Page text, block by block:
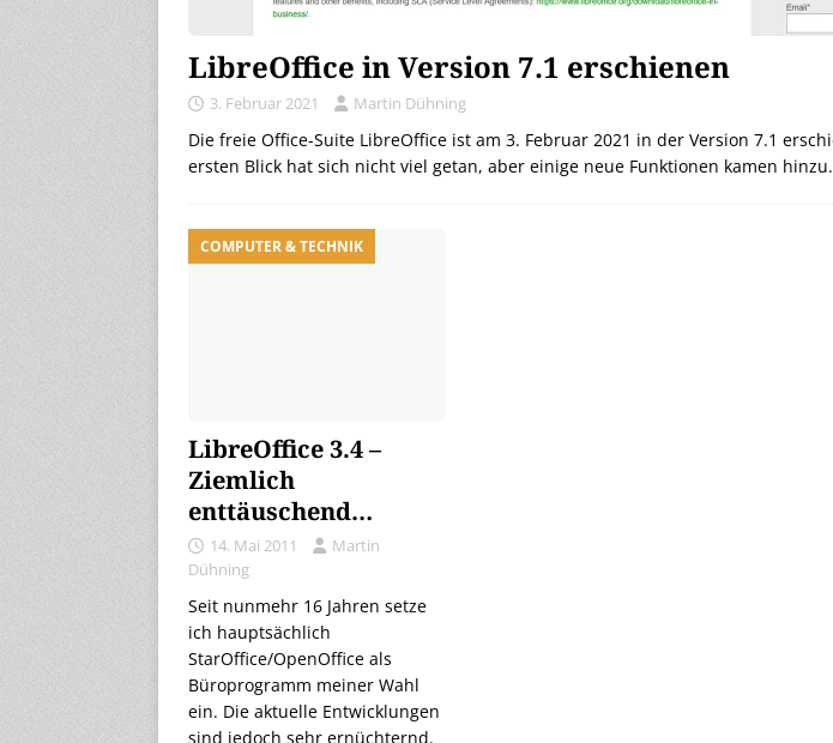
LibreOffice in Version 7.1 erschienen
3. Februar 2021 Martin Dühning
Die freie Office-Suite LibreOffice ist am 3. Februar 2021 in der Version 7.1
ersten Blick hat sich nicht viel getan, aber einige neue Funktionen kamen hinzu.
COMPUTER & TECHNIK
LibreOffice 3.4 –
Ziemlich
enttäuschend…
14. Mai 2011
Martin
Dühning
Seit nunmehr 16 Jahren setze
ich hauptsächlich
StarOffice/OpenOffice als
Büroprogramm meiner Wahl
ein. Die aktuelle Entwicklungen
sind jedoch sehr ernüchternd.